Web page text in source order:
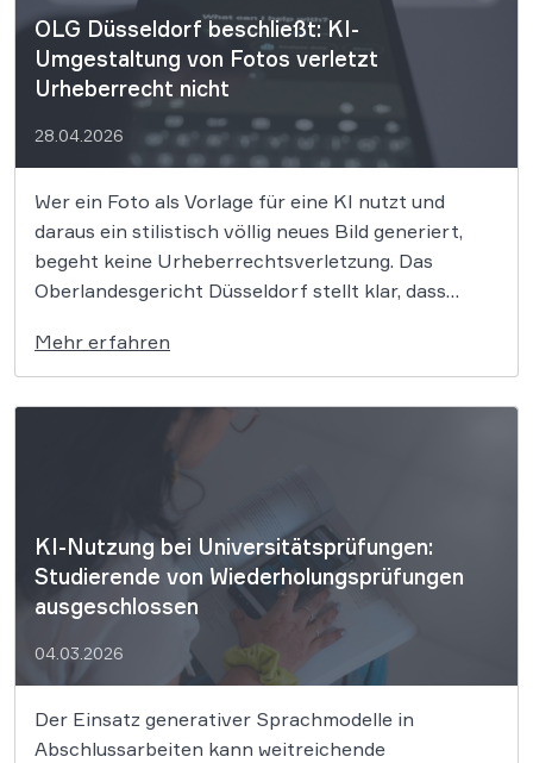
OLG Düsseldorf beschließt: KI-
Umgestaltung von Fotos verletzt
Urheberrecht nicht
28.04.2026
Wer ein Foto als Vorlage für eine KI nutzt und
daraus ein stilistisch völlig neues Bild generiert,
begeht keine Urheberrechtsverletzung. Das
Oberlandesgericht Düsseldorf stellt klar, dass
gestützte Umgestaltung zulässig ist, solange die
individuellen kreativen Merkmale des Originals
nicht übernommen werden. In der digitalen […]
Mehr erfahren
KI-Nutzung bei Universitätsprüfungen:
Studierende von Wiederholungsprüfungen
ausgeschlossen
04.03.2026
Der Einsatz generativer Sprachmodelle in
Abschlussarbeiten kann weitreichende